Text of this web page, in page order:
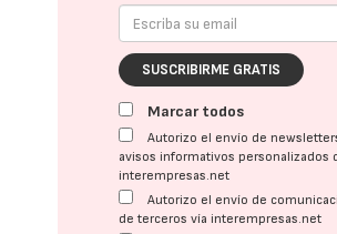
SUSCRIBIRME GRATIS
Marcar todos
Autorizo el envío de
avisos informativos personalizados
interempresas.net
Autorizo el envío de
de terceros vía interempresas.net